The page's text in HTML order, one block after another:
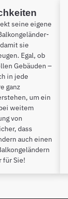
seine eigene
sie
Egal, ob
Gebäuden –
in jede
ganz
um ein
weitem
von
dass
auch einen
für Sie!